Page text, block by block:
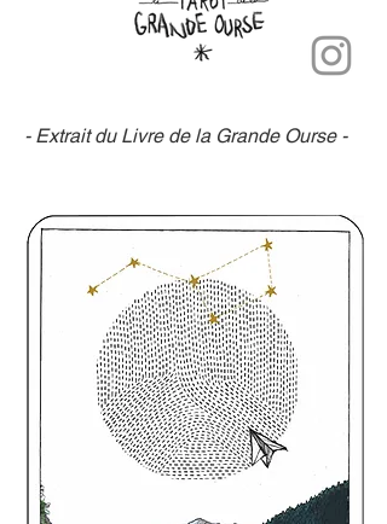
- Extrait du Livre de la Grande Ourse -​